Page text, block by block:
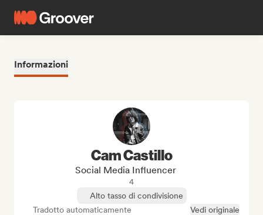
Informazioni
Cam Castillo
Social Media Influencer
4
Alto tasso di condivisione
Tradotto automaticamente
Vedi originale